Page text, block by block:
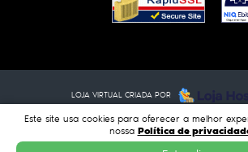
LOJA VIRTUAL CRIADA POR
Este site usa cookies para oferecer a melhor
nossa Política de